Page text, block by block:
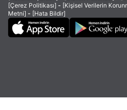
[Çerez Politikası] - [Kişisel Verilerin
Metni] - [Hata Bildir]